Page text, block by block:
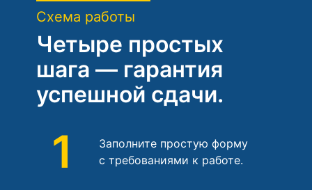
Схема работы
Четыре простых
шага — гарантия
успешной сдачи.
1
Заполните простую форму
с требованиями к работе.